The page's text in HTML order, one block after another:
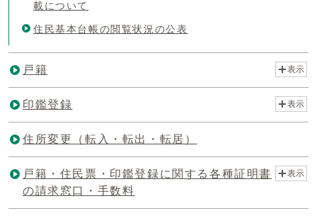
載について
住民基本台帳の閲覧状況の公表
戸籍 表示
印鑑登録 表示
住所変更（転入・転出・転居）
戸籍・住民票・印鑑登録に関する各種証明書
の請求窓口・手数料
表示